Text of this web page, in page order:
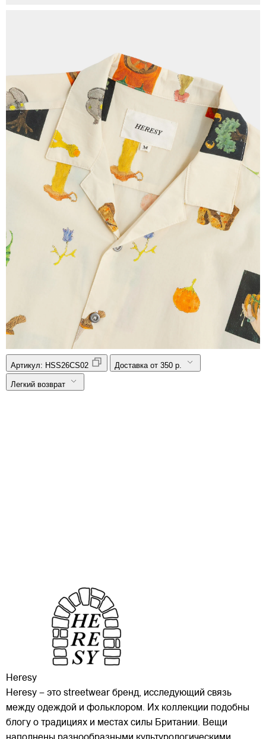
Артикул: HSS26CS02 Доставка от 350 р.
Легкий возврат
Heresy
Heresy – это streetwear бренд, исследующий связь
между одеждой и фольклором. Их коллекции подобны
блогу о традициях и местах силы Британии. Вещи